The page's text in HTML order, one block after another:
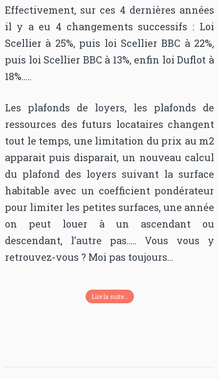
Effectivement, sur ces 4 dernières années
il y a eu 4 changements successifs : Loi
Scellier à 25%, puis loi Scellier BBC à 22%,
puis loi Scellier BBC à 13%, enfin loi Duflot à
18%…..
Les plafonds de loyers, les plafonds de
ressources des futurs locataires changent
tout le temps, une limitation du prix au m2
apparait puis disparait, un nouveau calcul
du plafond des loyers suivant la surface
habitable avec un coefficient pondérateur
pour limiter les petites surfaces, une année
on peut louer à un ascendant ou
descendant, l’autre pas….. Vous vous y
retrouvez-vous ? Moi pas toujours…
Lire la suite...